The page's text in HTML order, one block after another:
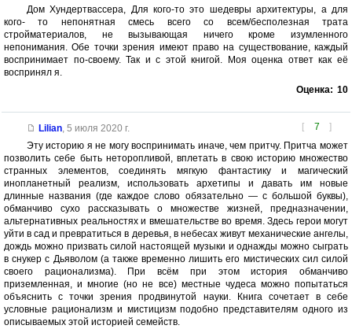
Дом Хундертвассера, Для кого-то это шедевры архитектуры, а для
кого- то непонятная смесь всего со всем/бесполезная трата
стройматериалов, не вызывающая ничего кроме изумленного
непонимания. Обе точки зрения имеют право на существование, каждый
воспринимает по-своему. Так и с этой книгой. Моя оценка ответ как её
воспринял я.
Оценка: 10
[ 7 ]
Lilian, 5 июля 2020 г.
Эту историю я не могу воспринимать иначе, чем притчу. Притча может
позволить себе быть неторопливой, вплетать в свою историю множество
странных элементов, соединять мягкую фантастику и магический
инопланетный реализм, использовать архетипы и давать им новые
длинные названия (где каждое слово обязательно — с большой буквы),
обманчиво сухо рассказывать о множестве жизней, предназначении,
альтернативных реальностях и вмешательстве во время. Здесь герои могут
уйти в сад и превратиться в деревья, в небесах живут механические ангелы,
дождь можно призвать силой настоящей музыки и однажды можно сыграть
в снукер с Дьяволом (а также временно лишить его мистических сил силой
своего рационализма). При всём при этом история обманчиво
приземленная, и многие (но не все) местные чудеса можно попытаться
объяснить с точки зрения продвинутой науки. Книга сочетает в себе
условные рационализм и мистицизм подобно представителям одного из
описываемых этой историей семейств.